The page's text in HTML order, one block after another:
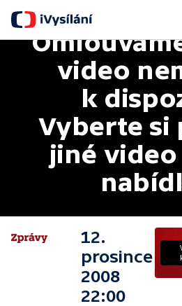
video
k
Vyberte si
jiné video
12.
prosince
2008
22:00